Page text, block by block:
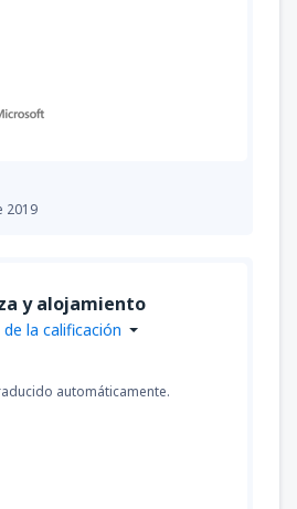
2019
y alojamiento
la calificación
automáticamente.